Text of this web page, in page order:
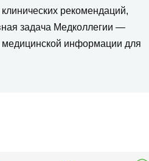
рекомендаций,
задача Медколлегии —
медицинской информации для